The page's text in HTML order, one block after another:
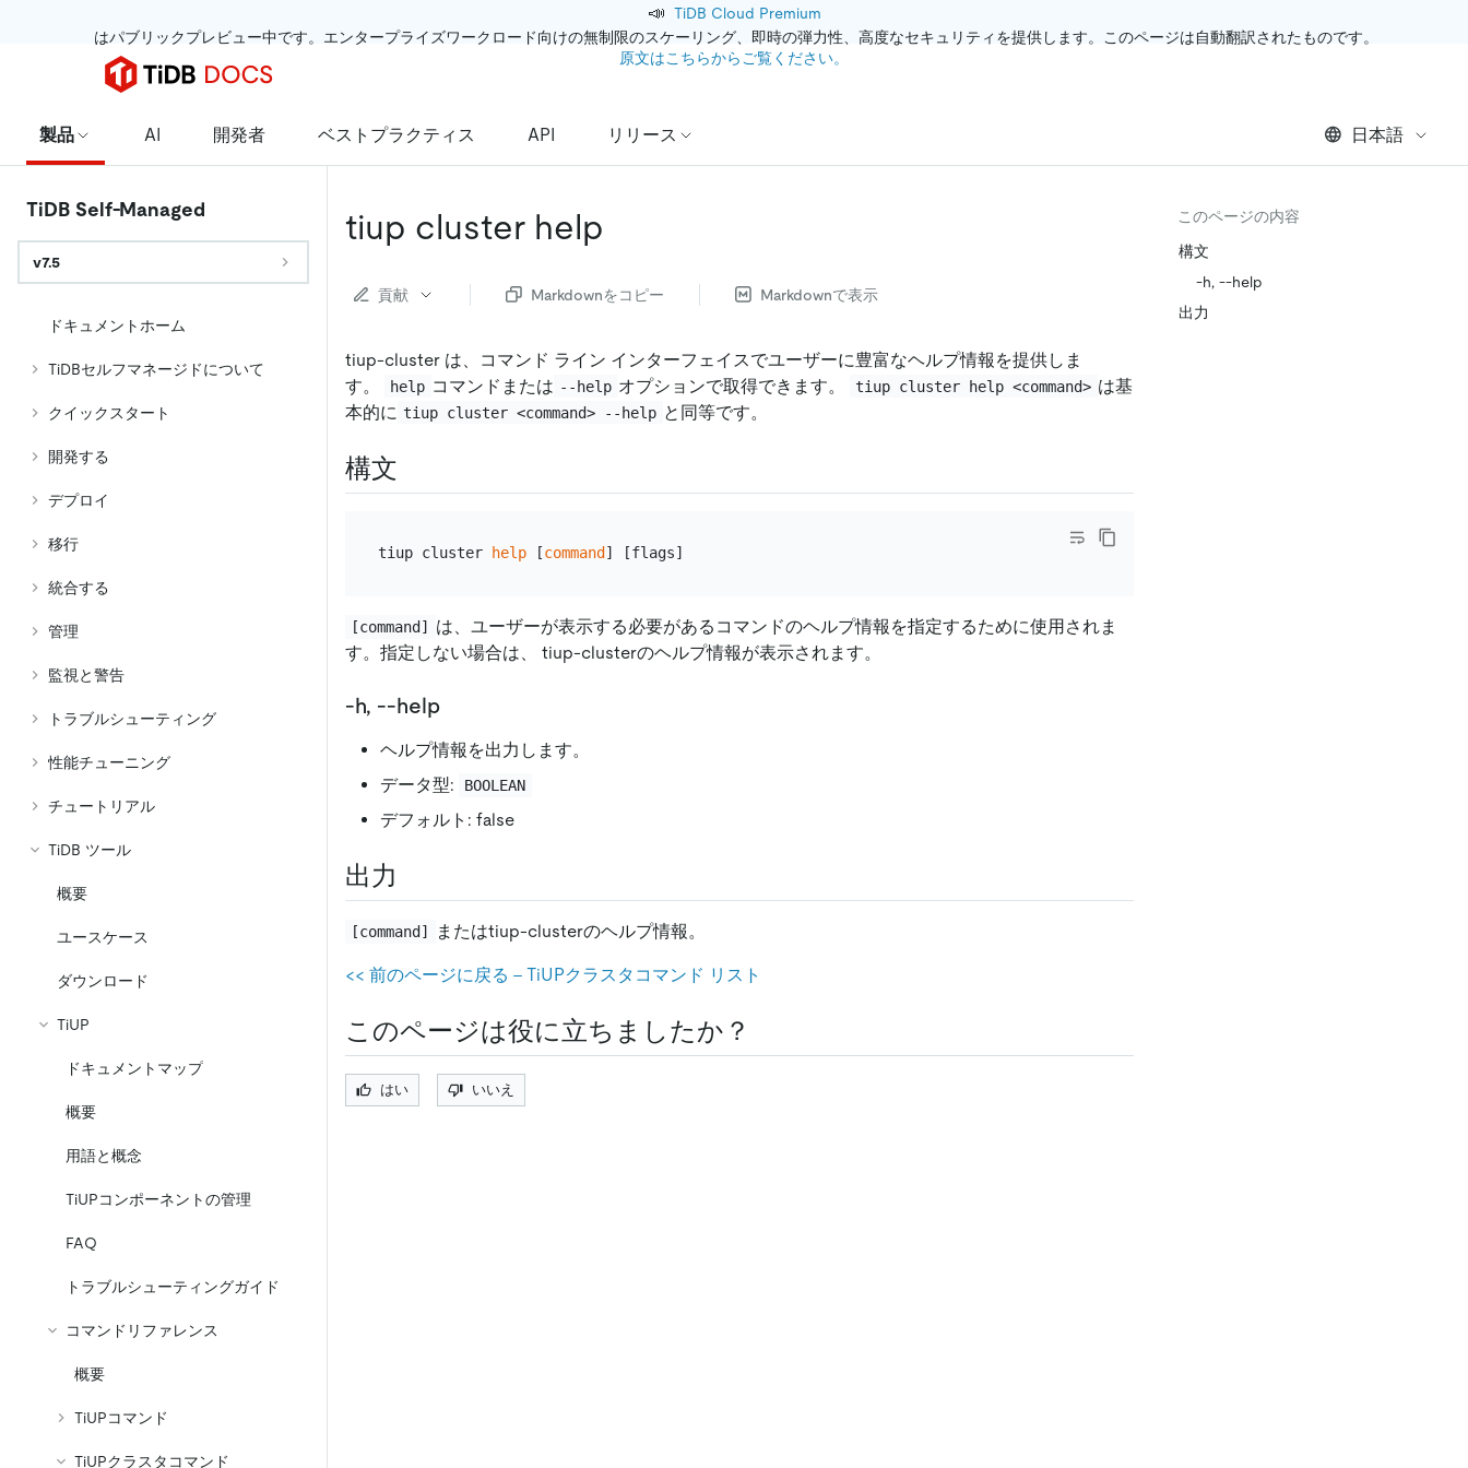
📣 TiDB Cloud Premium
はパブリックプレビュー中です。エンタープライズワークロード向けの無制限のスケーリング、即時の弾力性、高度なセキュリティを提供します。このページは自動翻訳されたものです。
原文はこちらからご覧ください。
製品 AI 開発者 ベストプラクティス API リリース 日本語
TiDB Self-Managed
v7.5
ドキュメントホーム
TiDBセルフマネージドについて
クイックスタート
開発する
デプロイ
移行
統合する
管理
監視と警告
トラブルシューティング
性能チューニング
チュートリアル
TiDB ツール
概要
ユースケース
ダウンロード
TiUP
ドキュメントマップ
概要
用語と概念
TiUPコンポーネントの管理
FAQ
トラブルシューティングガイド
コマンドリファレンス
概要
TiUPコマンド
TiUPクラスタコマンド
tiup cluster help
貢献 Markdownをコピー Markdownで表示
tiup-cluster は、コマンド ライン インターフェイスでユーザーに豊富なヘルプ情報を提供しま
す。
help コマンドまたは --help オプションで取得できます。 tiup cluster help <command> は基
本的に tiup cluster <command> --help と同等です。
構文
tiup cluster help [command
[command]
は、ユーザーが表示する必要があるコマンドのヘルプ情報を指定するために使用されま
す。指定しない場合は、 tiup-clusterのヘルプ情報が表示されます。
-h, --help
ヘルプ情報を出力します。
データ型:
BOOLEAN
デフォルト: false
出力
[command] またはtiup-clusterのヘルプ情報。
<< 前のページに戻る - TiUPクラスタコマンド リスト
このページは役に立ちましたか？
はい いいえ
このページの内容
構文
-h, --help
出力